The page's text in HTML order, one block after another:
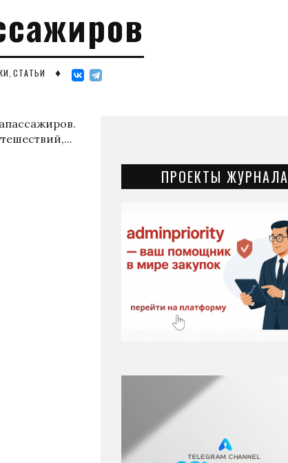
СТАТЬИ ♦
ПРОЕКТЫ ЖУРНАЛА